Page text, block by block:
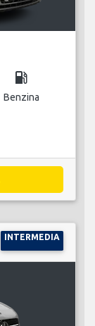
local_gas_station
Benzina
INTERMEDIA